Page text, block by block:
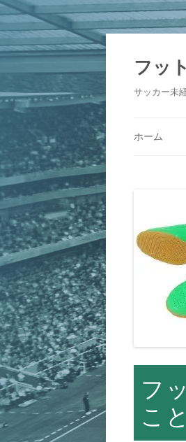
フッ
サッカー未
ホーム
フ
こと